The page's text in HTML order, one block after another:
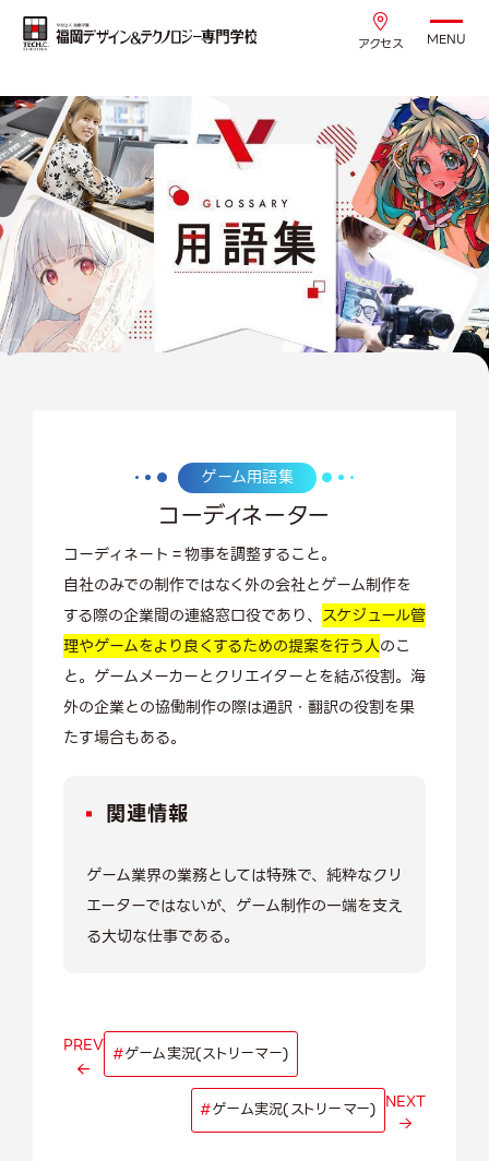
アクセス MENU
ゲーム用語集
コーディネーター
コーディネート＝物事を調整すること。
自社のみでの制作ではなく外の会社とゲーム制作を
する際の企業間の連絡窓口役であり、 スケジュール管
理やゲームをより良くするための提案を行う人のこ
と。ゲームメーカーとクリエイターとを結ぶ役割。海
外の企業との協働制作の際は通訳・翻訳の役割を果
たす場合もある。
関連情報
ゲーム業界の業務としては特殊で、純粋なクリ
エーターではないが、ゲーム制作の一端を支え
る大切な仕事である。
PREV #ゲーム実況(ストリーマー)
#ゲーム実況(ストリーマー) NEXT